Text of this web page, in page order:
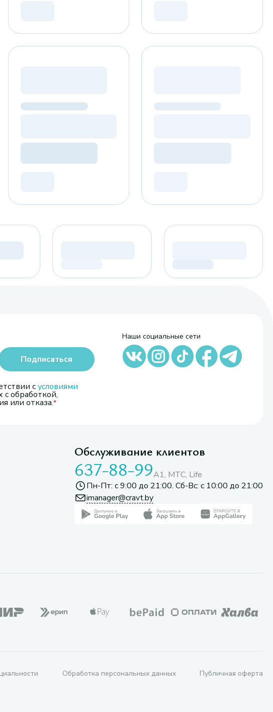
сусловиями
с обработкой,
или отказа.
Подписаться
Наши социальные сети
Обслуживание клиентов
637-88-99A1, МТС, Life
Пн-Пт: с 9:00 до 21:00. Сб-Вс: с 10:00 до 21:00
imanager@cravt.by
Обработка персональных данных Публичная оферта